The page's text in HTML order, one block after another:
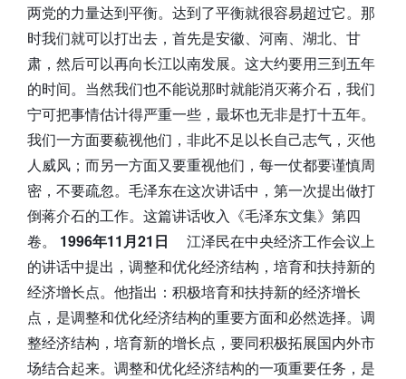
两党的力量达到平衡。达到了平衡就很容易超过它。那
时我们就可以打出去，首先是安徽、河南、湖北、甘
肃，然后可以再向长江以南发展。这大约要用三到五年
的时间。当然我们也不能说那时就能消灭蒋介石，我们
宁可把事情估计得严重一些，最坏也无非是打十五年。
我们一方面要藐视他们，非此不足以长自己志气，灭他
人威风；而另一方面又要重视他们，每一仗都要谨慎周
密，不要疏忽。毛泽东在这次讲话中，第一次提出做打
倒蒋介石的工作。这篇讲话收入《毛泽东文集》第四
卷。 1996年11月21日
江泽民在中央经济工作会议上
的讲话中提出，调整和优化经济结构，培育和扶持新的
经济增长点。他指出：积极培育和扶持新的经济增长
点，是调整和优化经济结构的重要方面和必然选择。调
整经济结构，培育新的增长点，要同积极拓展国内外市
场结合起来。调整和优化经济结构的一项重要任务，是